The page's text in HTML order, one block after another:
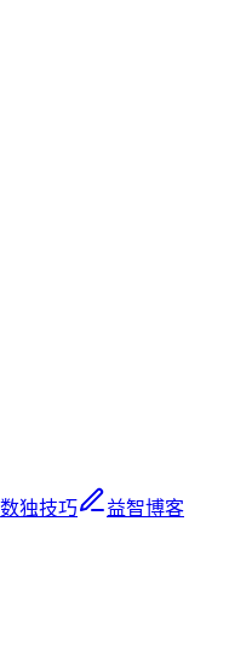
数独技巧
益智博客